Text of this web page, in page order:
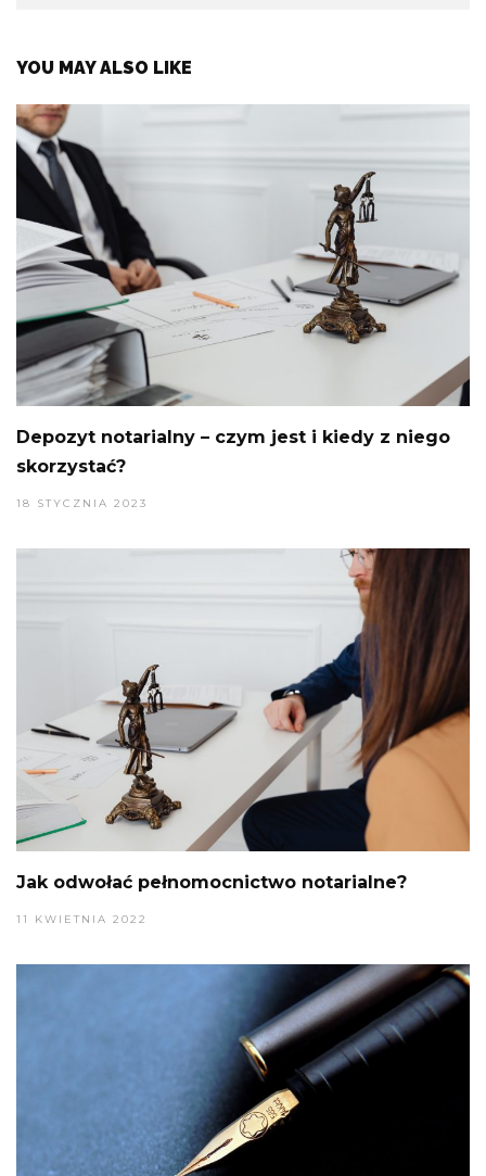
YOU MAY ALSO LIKE
Depozyt notarialny – czym jest i kiedy z niego
skorzystać?
18 STYCZNIA 2023
Jak odwołać pełnomocnictwo notarialne?
11 KWIETNIA 2022